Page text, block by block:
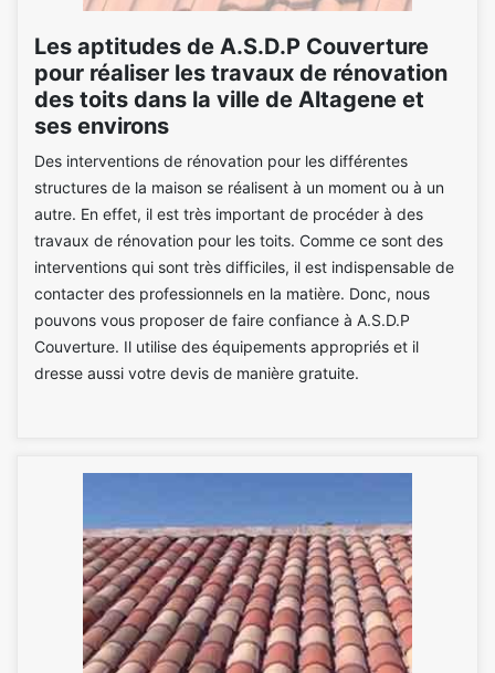
Les aptitudes de A.S.D.P Couverture
pour réaliser les travaux de rénovation
des toits dans la ville de Altagene et
ses environs
Des interventions de rénovation pour les différentes
structures de la maison se réalisent à un moment ou à un
autre. En effet, il est très important de procéder à des
travaux de rénovation pour les toits. Comme ce sont des
interventions qui sont très difficiles, il est indispensable de
contacter des professionnels en la matière. Donc, nous
pouvons vous proposer de faire confiance à A.S.D.P
Couverture. Il utilise des équipements appropriés et il
dresse aussi votre devis de manière gratuite.